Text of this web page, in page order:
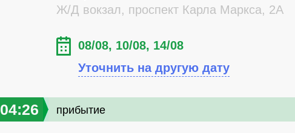
Ж/Д вокзал, проспект Карла Маркса, 2А
08/08, 10/08, 14/08
Уточнить на другую дату
04:26 прибытие